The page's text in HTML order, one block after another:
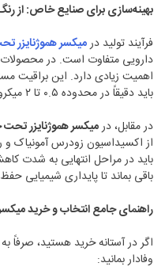
بهینه‌سازی برای صنایع خاص: از
فرآیند تولید درمیکسر هموژنایزر
دارویی متفاوت است. در
اهمیت زیادی دارد. این براقیت
باید دقیقاً در محدوده ۰.۵ تا ۲ میکرون باشند تا نور را به درستی بازتاب دهند.
در مقابل، درمیکسر هموژنایزر
از اکسیداسیون زودرس آمونیاک و
باید در مراحل انتهایی به شدت
باقی بماند تا پایداری شیمیایی
راهنمای جامع انتخاب و خرید
اگر در آستانه خرید هستید،
وفادار بمانید: